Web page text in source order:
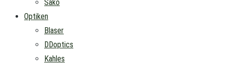
Sako
Optiken
Blaser
DDoptics
Kahles